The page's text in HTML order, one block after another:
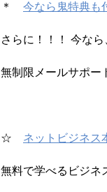
＊ 今なら鬼特典も
さらに！！！ 今なら
無制限メールサポー
☆ ネットビジネス
無料で学べるビジネ